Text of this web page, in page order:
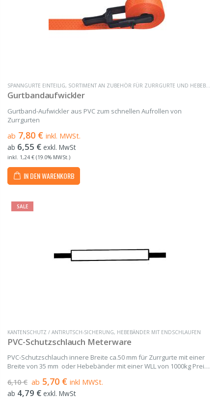
SPANNGURTE EINTEILIG, SORTIMENT AN ZUBEHÖR FÜR ZURRGURTE UND HEBEBÄNDER
Gurtbandaufwickler
Gurtband-Aufwickler aus PVC zum schnellen Aufrollen von
Zurrgurten
ab 7,80 € inkl. MWSt.
ab 6,55 € exkl. MwSt
inkl. 1,24 € (19.0% MWSt.)
IN DEN WARENKORB
SALE
KANTENSCHUTZ / ANTIRUTSCH-SICHERUNG, HEBEBÄNDER MIT ENDSCHLAUFEN
PVC-Schutzschlauch Meterware
PVC-Schutzschlauch innere Breite ca.50 mm für Zurrgurte mit einer
Breite von 35 mm oder Hebebänder mit einer WLL von 1000kg Preis
6,10 € ab 5,70 €inkl MWSt.
ab 4,79 € exkl. MwSt